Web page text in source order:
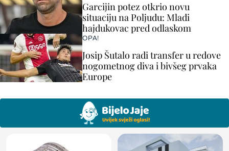
Garcijin potez otkrio novu
situaciju na Poljudu: Mladi
hajdukovac pred odlaskom
OPA!
Josip Šutalo radi transfer u redove
nogometnog diva i bivšeg prvaka
Europe